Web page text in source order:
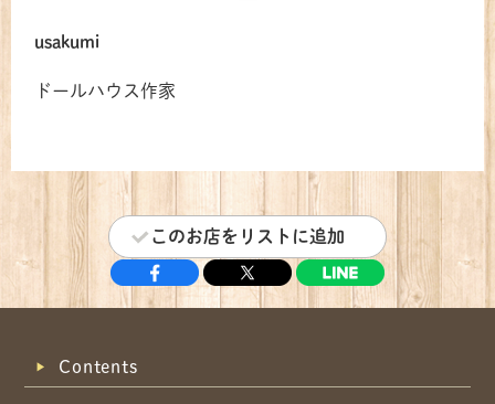
usakumi
ドールハウス作家
このお店をリストに追加
Contents